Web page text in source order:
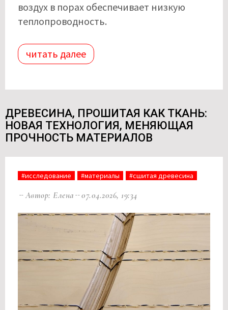
воздух в порах обеспечивает низкую
теплопроводность.
читать далее
ДРЕВЕСИНА, ПРОШИТАЯ КАК ТКАНЬ:
НОВАЯ ТЕХНОЛОГИЯ, МЕНЯЮЩАЯ
ПРОЧНОСТЬ МАТЕРИАЛОВ
#исследование #материалы #сшитая древесина
Автор: Елена 07.04.2026, 19:34